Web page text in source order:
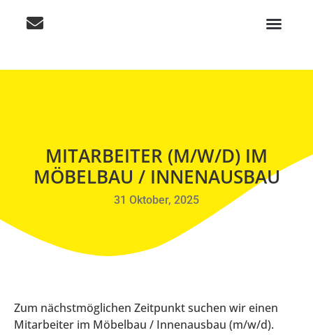
MITARBEITER (M/W/D) IM
MÖBELBAU / INNENAUSBAU
31 Oktober, 2025
Zum nächstmöglichen Zeitpunkt suchen wir einen
Mitarbeiter im Möbelbau / Innenausbau (m/w/d).